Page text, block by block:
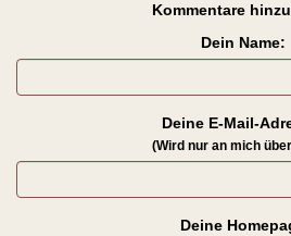
Kommentare
Dein Name:
Deine E-Mail-
(Wird nur an mich
Deine